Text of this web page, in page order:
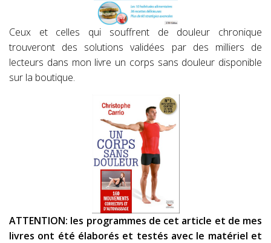
Ceux et celles qui souffrent de douleur chronique
trouveront des solutions validées par des milliers de
lecteurs dans mon livre un corps sans douleur disponible
sur la boutique.
ATTENTION: les programmes de cet article et de mes
livres ont été élaborés et testés avec le matériel et